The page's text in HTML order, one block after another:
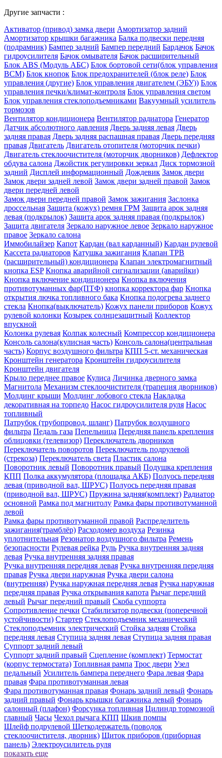
Другие запчасти :
Активатор (привод) замка двери Амортизатор задний
Амортизатор крышки багажника Балка подвески передняя
(подрамник) Бампер задний Бампер передний Бардачок Бачок
гидроусилителя Бачок омывателя Бачок расширительный
Блок ABS (Модуль АБС) Блок бортовой сети(блок управления
BCM) Блок кнопок Блок предохранителей (блок реле) Блок
управления (другие) Блок управления двигателем (ЭБУ)) Блок
управления печки/климат-контроля Блок управления светом
Блок управления стеклоподъемниками Вакуумный усилитель
тормозов
Вентилятор кондиционера Вентилятор радиатора Генератор
Датчик абсолютного давления Дверь задняя левая Дверь
задняя правая Дверь задняя распашная правая Дверь передняя
правая Двигатель Двигатель отопителя (моторчик печки)
Двигатель стеклоочистителя (моторчик дворников) Дефлектор
обдува салона Джойстик регулировки зеркал Диск тормозной
задний Дисплей информационный Дождевик Замок двери
Замок двери задней левой Замок двери задней правой Замок
двери передней левой
Замок двери передней правой Замок зажигания Заслонка
дроссельная Защита (кожух) ремня ГРМ Защита арок задняя
левая (подкрылок) Защита арок задняя правая (подкрылок)
Защита двигателя Зеркало наружное левое Зеркало наружное
правое Зеркало салона
Иммобилайзер Капот Кардан (вал карданный) Кардан рулевой
Кассета радиаторов Катушка зажигания Клапан ТРВ
(расширительный) кондиционера Клапан электромагнитный
кнопка ESP Кнопка аварийной сигнализации (аварийки)
Кнопка включение кондиционера Кнопка включения
противотуманных фар(ПТФ) кнопка корректора фар Кнопка
открытия лючка топливного бака Кнопка подогрева заднего
стекла Кнопка(выключатель) Кожух панели приборов Кожух
рулевой колонки Козырек солнцезащитный Коллектор
впускной
Колонка рулевая Колпак колесный Компрессор кондиционера
Консоль салона(кулисная часть) Консоль салона(центральная
часть) Корпус воздушного фильтра КПП 5-ст. механическая
Кронштейн генератора Кронштейн гидроусилителя
Кронштейн двигателя
Крыло переднее правое Кулиса Личинка дверного замка
Магнитола Механизм стеклоочистителя (трапеция дворников)
Молдинг крыши Молдинг лобового стекла Накладка
декоративная на торпедо Насос гидроусилителя руля Насос
топливный
Патрубок (трубопровод, шланг) Патрубок воздушного
фильтра Педаль газа Пепельница Передняя панель крепления
облицовки (телевизор) Переключатель дворников
Переключатель поворотов Переключатель подрулевой
(стрекоза) Переключатель света Пластик салона
Поворотник левый Поворотник правый Подушка крепления
КПП Полка аккумулятора (площадка АКБ) Полуось передняя
левая (приводной вал, ШРУС) Полуось передняя правая
(приводной вал, ШРУС) Пружина задняя(комплект) Радиатор
основной Рамка под магнитолу Рамка фары противотуманной
левой
Рамка фары противотуманной правой Распределитель
зажигания(трамблёр) Расходомер воздуха Резинка
уплотнительная Резонатор воздушного фильтра Ремень
безопасности Рулевая рейка Руль Ручка внутренняя задняя
левая Ручка внутренняя задняя правая
Ручка внутренняя передняя левая Ручка внутренняя передняя
правая Ручка двери нaружная Ручка двери салона
(внутренняя) Ручка наружная передняя левая Ручка наружная
передняя правая Ручка открывания капота Рычаг передний
левый Рычаг передний правый Скоба суппорта
Сопротивление печки Стабилизатор подвески (поперечной
устойчивости) Стартер Стеклоподъемник механический
Стеклоподъемник электрический Стойка задняя Стойка
передняя левая Ступица задняя левая Ступица задняя правая
Суппорт задний левый
Суппорт задний правый Сцепление (комплект) Термостат
(корпус термостата) Топливная рампа Трос двери Узел
педальный Усилитель бампера переднего Фара левая Фара
правая Фара противотуманная левая
Фара противотуманная правая Фонарь задний левый Фонарь
задний правый Фонарь крышки багажника левый Фонарь
салонный (плафон) Форсунка топливная Цилиндр тормозной
главный Часы Чехол рычага КПП Шкив помпы
Шлейф подрулевой Щеткодержатель (поводок
стеклоочистителя, дворник) Щиток приборов (приборная
панель) Электроусилитель руля
показать еще